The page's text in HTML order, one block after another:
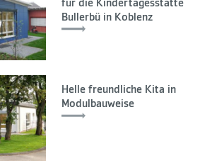
für die Kindertagesstätte
Bullerbü in Koblenz
Helle freundliche Kita in
Modulbauweise